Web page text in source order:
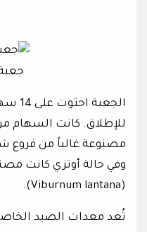
للإطلاق. كانت السهام
وفي حالة أوتزي كانت
(Viburnum lantana).
تُعد معدات الصيد